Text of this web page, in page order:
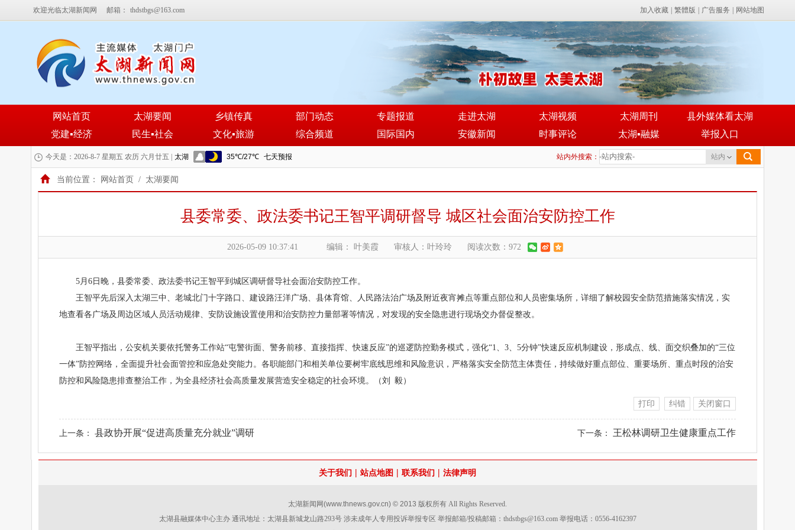
欢迎光临太湖新闻网 邮箱： thdstbgs@163.com 加入收藏 繁體版 广告服务 网站地图
网站首页 太湖要闻 乡镇传真 部门动态 专题报道 走进太湖 太湖视频 太湖周刊
县外媒体看太湖
党建▪经济
民生▪社会 文化▪旅游 综合频道 国际国内 安徽新闻 时事评论 太湖▪融媒 举报入口
今天是：2026-8-7 星期五 农历 六月廿五 | 站内外搜索： 站内
当前位置： 网站首页 / 太湖要闻
县委常委、政法委书记王智平调研督导 城区社会面治安防控工作
2026-05-09 10:37:41 编辑： 叶美霞 审核人：叶玲玲 阅读次数：972
5月6日晚，县委常委、政法委书记王智平到城区调研督导社会面治安防控工作。
王智平先后深入太湖三中、老城北门十字路口、建设路汪洋广场、县体育馆、人民路法治广场及附近夜宵摊点等重点部位和人员密集场所，详细了解校园安全防范措施落实情况，实
地查看各广场及周边区域人员活动规律、安防设施设置使用和治安防控力量部署等情况，对发现的安全隐患进行现场交办督促整改。
王智平指出，公安机关要依托警务工作站“屯警街面、警务前移、直接指挥、快速反应”的巡逻防控勤务模式，强化“1、3、5分钟”快速反应机制建设，形成点、线、面交织叠加的“三位
一体”防控网络，全面提升社会面管控和应急处突能力。各职能部门和相关单位要树牢底线思维和风险意识，严格落实安全防范主体责任，持续做好重点部位、重要场所、重点时段的治安
防控和风险隐患排查整治工作，为全县经济社会高质量发展营造安全稳定的社会环境。（刘 毅）
打印 纠错 关闭窗口
上一条： 县政协开展“促进高质量充分就业”调研 下一条： 王松林调研卫生健康重点工作
关于我们 | 站点地图 | 联系我们 | 法律声明
太湖新闻网(www.thnews.gov.cn) © 2013 版权所有 All Rights Reserved.
太湖县融媒体中心主办 通讯地址：太湖县新城龙山路293号 涉未成年人专用投诉举报专区 举报邮箱/投稿邮箱： thdstbgs@163.com举报电话：0556-4162397